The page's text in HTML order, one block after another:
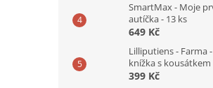
SmartMax - Moje
autíčka - 13 ks
649 Kč
Lilliputiens - Farma
knížka s kousátkem
399 Kč